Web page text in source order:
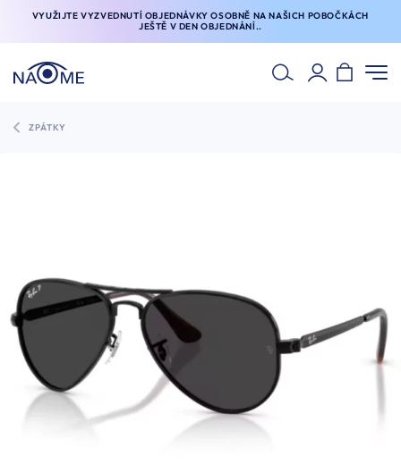
VYUŽIJTE VYZVEDNUTÍ OBJEDNÁVKY OSOBNĚ NA NAŠICH POBOČKÁCH
JEŠTĚ V DEN OBJEDNÁNÍ..
ZPÁTKY